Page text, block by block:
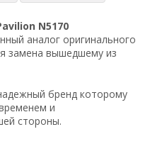
N5170
аналог оригинального
замена вышедшему из
бренд которому
и
стороны.